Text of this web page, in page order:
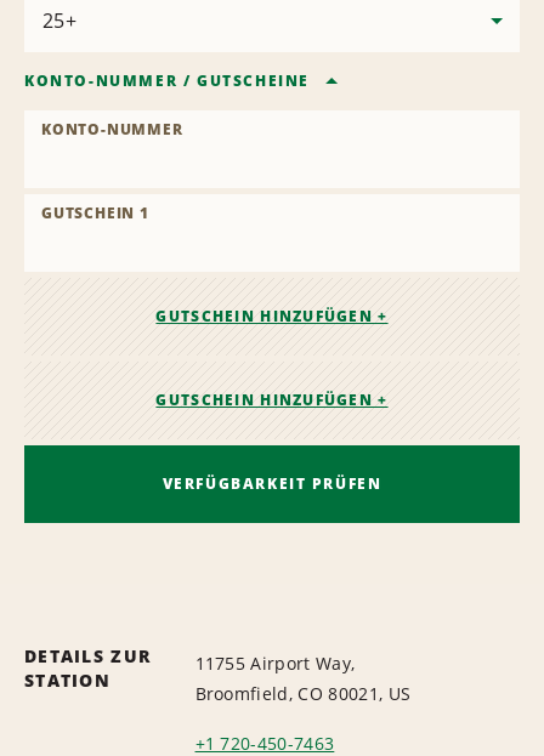
KONTO-NUMMER / GUTSCHEINE
KONTO-NUMMER
GUTSCHEIN 1
GUTSCHEIN HINZUFÜGEN +
GUTSCHEIN HINZUFÜGEN +
VERFÜGBARKEIT PRÜFEN
DETAILS ZUR
STATION
11755 Airport Way,
Broomfield, CO 80021, US
+1 720-450-7463